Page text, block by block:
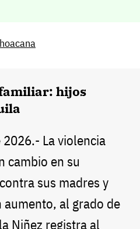
hijos
La violencia
cambio en su
sus madres y
al grado de
Niñez registra al